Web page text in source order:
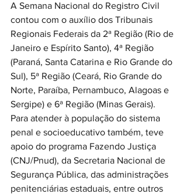
A Semana Nacional do Registro Civil
contou com o auxílio dos Tribunais
Regionais Federais da 2ª Região (Rio de
Janeiro e Espírito Santo), 4ª Região
(Paraná, Santa Catarina e Rio Grande do
Sul), 5ª Região (Ceará, Rio Grande do
Norte, Paraíba, Pernambuco, Alagoas e
Sergipe) e 6ª Região (Minas Gerais).
Para atender à população do sistema
penal e socioeducativo também, teve
apoio do programa Fazendo Justiça
(CNJ/Pnud), da Secretaria Nacional de
Segurança Pública, das administrações
penitenciárias estaduais, entre outros